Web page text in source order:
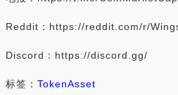
Reddit：https://reddit.com/r/
Discord：https://discord.gg/
标签： TokenAsset